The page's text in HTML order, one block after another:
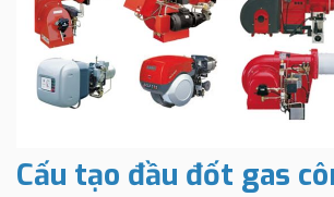
Cấu tạo đầu đốt gas